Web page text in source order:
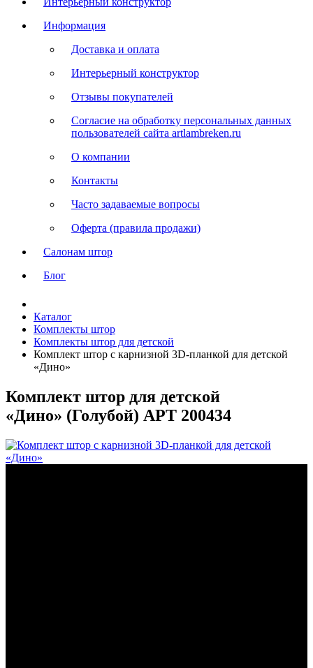
Информация
Доставка и оплата
Интерьерный конструктор
Отзывы покупателей
Согласие на обработку персональных данных
пользователей сайта artlambreken.ru
О компании
Контакты
Часто задаваемые вопросы
Оферта (правила продажи)
Салонам штор
Блог
Каталог
Комплекты штор
Комплекты штор для детской
Комплект штор с карнизной 3D-планкой для детской
«Дино»
Комплект штор для детской
«Дино» (Голубой) АРТ 200434